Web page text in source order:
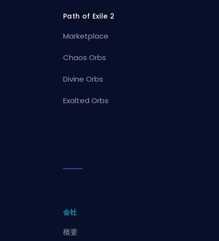
Path of Exile 2
Marketplace
Chaos Orbs
Divine Orbs
Exalted Orbs
会社
概要